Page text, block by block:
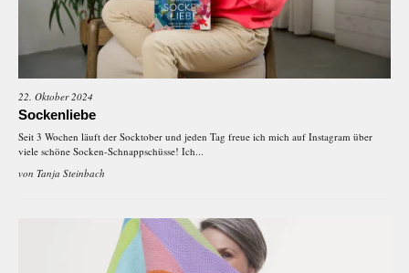
22. Oktober 2024
Sockenliebe
Seit 3 Wochen läuft der Socktober und jeden Tag freue ich mich auf Instagram über
viele schöne Socken-Schnappschüsse! Ich...
von Tanja Steinbach